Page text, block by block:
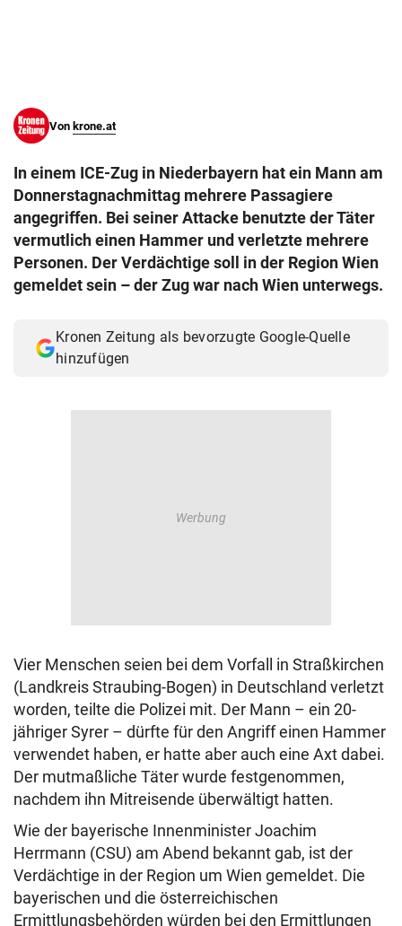
Von krone.at
In einem ICE-Zug in Niederbayern hat ein Mann am
Donnerstagnachmittag mehrere Passagiere
angegriffen. Bei seiner Attacke benutzte der Täter
vermutlich einen Hammer und verletzte mehrere
Personen. Der Verdächtige soll in der Region Wien
gemeldet sein – der Zug war nach Wien unterwegs.
Kronen Zeitung als bevorzugte Google-Quelle
hinzufügen
Vier Menschen seien bei dem Vorfall in Straßkirchen
(Landkreis Straubing-Bogen) in Deutschland verletzt
worden, teilte die Polizei mit. Der Mann – ein 20-
jähriger Syrer – dürfte für den Angriff einen Hammer
verwendet haben, er hatte aber auch eine Axt dabei.
Der mutmaßliche Täter wurde festgenommen,
nachdem ihn Mitreisende überwältigt hatten.
Wie der bayerische Innenminister Joachim
Herrmann (CSU) am Abend bekannt gab, ist der
Verdächtige in der Region um Wien gemeldet. Die
bayerischen und die österreichischen
Ermittlungsbehörden würden bei den Ermittlungen